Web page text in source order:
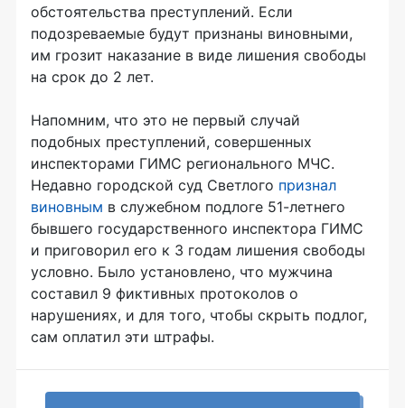
обстоятельства преступлений. Если
подозреваемые будут признаны виновными,
им грозит наказание в виде лишения свободы
на срок до 2 лет.
Напомним, что это не первый случай
подобных преступлений, совершенных
инспекторами ГИМС регионального МЧС.
Недавно городской суд Светлого признал
виновным в служебном подлоге 51-летнего
бывшего государственного инспектора ГИМС
и приговорил его к 3 годам лишения свободы
условно. Было установлено, что мужчина
составил 9 фиктивных протоколов о
нарушениях, и для того, чтобы скрыть подлог,
сам оплатил эти штрафы.